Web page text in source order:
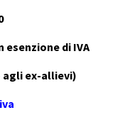
esenzione di IVA
agli ex-allievi)